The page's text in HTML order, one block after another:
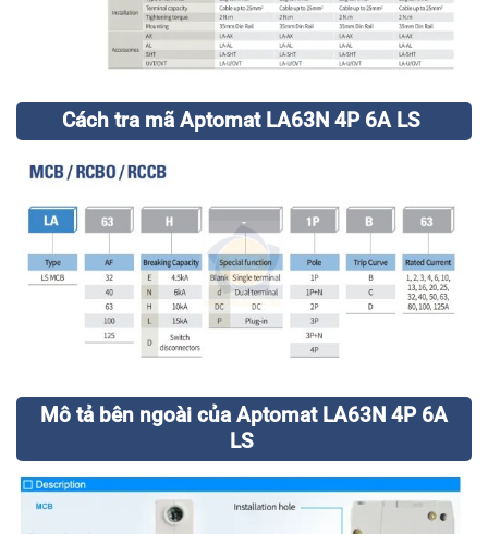
Cách tra mã Aptomat LA63N 4P 6A LS
Mô tả bên ngoài của Aptomat LA63N 4P 6A
LS